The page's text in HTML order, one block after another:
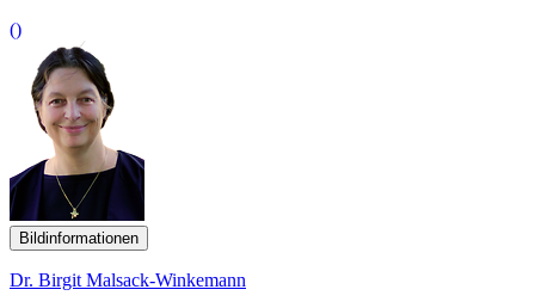
()
Bildinformationen
Dr. Birgit Malsack-Winkemann